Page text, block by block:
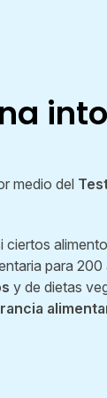
medio del
ciertos
para 200
y de dietas